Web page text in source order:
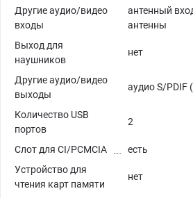
Другие аудио/видео
входы
антенный
антенны
Выход для
наушников
нет
Другие аудио/видео
выходы
аудио S/PDIF
Количество USB
портов
2
Слот для CI/PCMCIA
есть
Устройство для
чтения карт памяти
нет